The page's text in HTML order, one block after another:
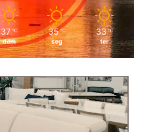
37 ℃
dom
35 ℃
seg
33 ℃
ter